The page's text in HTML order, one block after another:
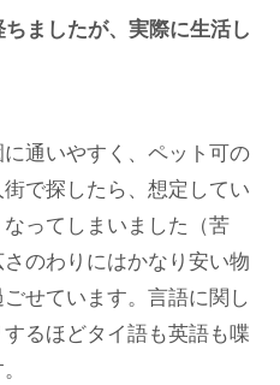
ましたが、実際に生活し
通いやすく、ペット可の
で探したら、想定してい
ってしまいました（苦
のわりにはかなり安い物
せています。言語に関し
るほどタイ語も英語も喋